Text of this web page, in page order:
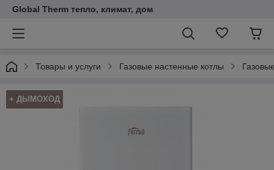
Global Therm тепло, климат, дом
Товары и услуги Газовые настенные котлы
+ ДЫМОХОД